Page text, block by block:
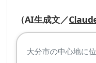
（AI生成文／
大分市の中心地に